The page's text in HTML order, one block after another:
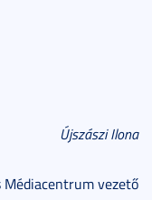
Újszászi Ilona
Médiacentrum vezető